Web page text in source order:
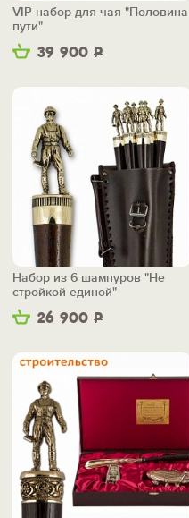
39 900 Р
VIP-набор для чая "Половина
пути"
26 900 Р
Набор из 6 шампуров "Не
стройкой единой"